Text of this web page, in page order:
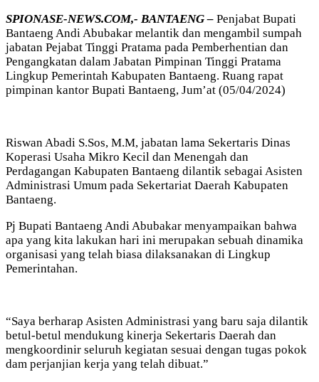
SPIONASE-NEWS.COM,- BANTAENG – Penjabat Bupati
Bantaeng Andi Abubakar melantik dan mengambil sumpah
jabatan Pejabat Tinggi Pratama pada Pemberhentian dan
Pengangkatan dalam Jabatan Pimpinan Tinggi Pratama
Lingkup Pemerintah Kabupaten Bantaeng. Ruang rapat
pimpinan kantor Bupati Bantaeng, Jum’at (05/04/2024)
Riswan Abadi S.Sos, M.M, jabatan lama Sekertaris Dinas
Koperasi Usaha Mikro Kecil dan Menengah dan
Perdagangan Kabupaten Bantaeng dilantik sebagai Asisten
Administrasi Umum pada Sekertariat Daerah Kabupaten
Bantaeng.
Pj Bupati Bantaeng Andi Abubakar menyampaikan bahwa
apa yang kita lakukan hari ini merupakan sebuah dinamika
organisasi yang telah biasa dilaksanakan di Lingkup
Pemerintahan.
“Saya berharap Asisten Administrasi yang baru saja dilantik
betul-betul mendukung kinerja Sekertaris Daerah dan
mengkoordinir seluruh kegiatan sesuai dengan tugas pokok
dam perjanjian kerja yang telah dibuat.”